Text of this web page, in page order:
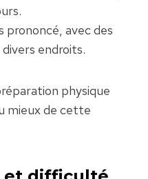
prononcé, avec des
endroits.
physique
mieux de cette